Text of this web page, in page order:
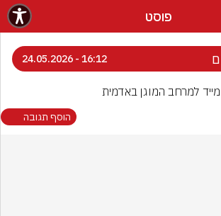
פוסט
16:12 - 24.05.2026
מייד למרחב המוגן באדמית
הוסף תגובה